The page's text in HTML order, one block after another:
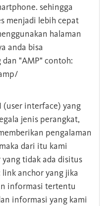
sehingga
menjadi lebih cepat
halaman
anda bisa
"AMP" contoh:
(user interface) yang
jenis perangkat,
pengalaman
dari itu kami
tidak ada disitus
anchor yang jika
informasi tertentu
informasi yang kami